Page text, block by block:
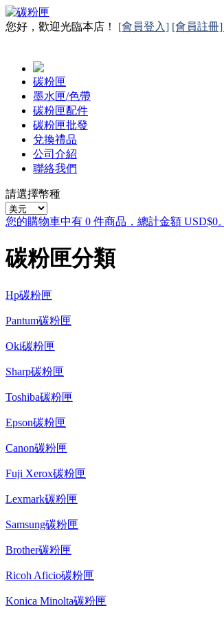
您好，歡迎光臨本店！ [會員登入] [會員註冊]
碳粉匣
墨水匣/色帶
碳粉匣配件
碳粉匣批發
兌換禮品
公司介紹
聯絡我們
請選擇幣種
您的購物車中有 0 件商品，總計金額 USD$0。
碳粉匣分類
Hp碳粉匣
Pantum碳粉匣
Oki碳粉匣
Sharp碳粉匣
Toshiba碳粉匣
Epson碳粉匣
Canon碳粉匣
Fuji Xerox碳粉匣
Lexmark碳粉匣
Samsung碳粉匣
Brother碳粉匣
Ricoh Aficio碳粉匣
Konica Minolta碳粉匣